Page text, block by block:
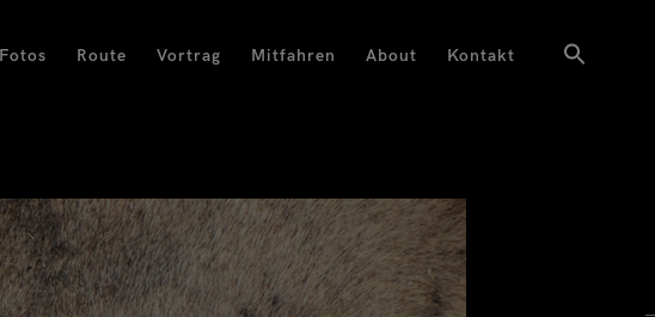
Route Vortrag Mitfahren About Kontakt